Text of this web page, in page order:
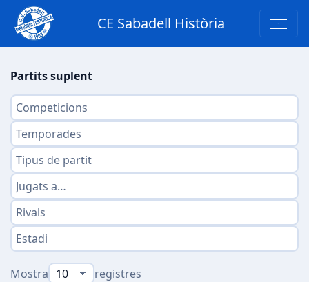
CE Sabadell Història
Partits suplent
Mostra registres